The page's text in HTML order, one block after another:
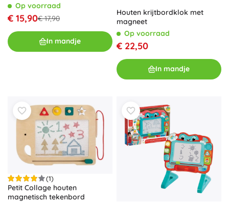
Op voorraad
€ 15,90€ 17,90
In mandje
Houten krijtbordklok met
magneet
Op voorraad
€ 22,50
In mandje
(1)
Petit Collage houten
magnetisch tekenbord